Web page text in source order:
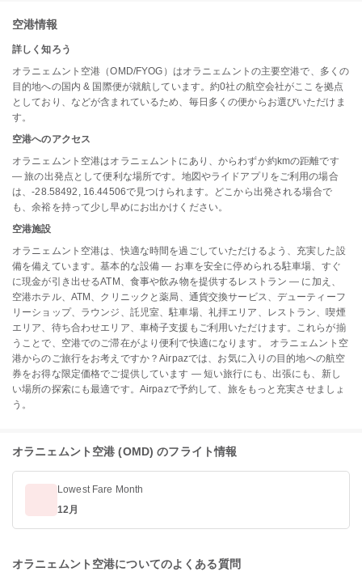
空港情報
詳しく知ろう
オラニェムント空港（OMD/FYOG）はオラニェムントの主要空港で、多くの
目的地への国内 & 国際便が就航しています。約0社の航空会社がここを拠点
としており、などが含まれているため、毎日多くの便からお選びいただけま
す。
空港へのアクセス
オラニェムント空港はオラニェムントにあり、からわずか約kmの距離です
— 旅の出発点として便利な場所です。地図やライドアプリをご利用の場合
は、-28.58492, 16.44506で見つけられます。どこから出発される場合で
も、余裕を持って少し早めにお出かけください。
空港施設
オラニェムント空港は、快適な時間を過ごしていただけるよう、充実した設
備を備えています。基本的な設備 — お車を安全に停められる駐車場、すぐ
に現金が引き出せるATM、食事や飲み物を提供するレストラン — に加え、
空港ホテル、ATM、クリニックと薬局、通貨交換サービス、デューティーフ
リーショップ、ラウンジ、託児室、駐車場、礼拝エリア、レストラン、喫煙
エリア、待ち合わせエリア、車椅子支援もご利用いただけます。これらが揃
うことで、空港でのご滞在がより便利で快適になります。 オラニェムント空
港からのご旅行をお考えですか？Airpazでは、お気に入りの目的地への航空
券をお得な限定価格でご提供しています — 短い旅行にも、出張にも、新し
い場所の探索にも最適です。Airpazで予約して、旅をもっと充実させましょ
う。
オラニェムント空港 (OMD) のフライト情報
Lowest Fare Month
12月
オラニェムント空港についてのよくある質問